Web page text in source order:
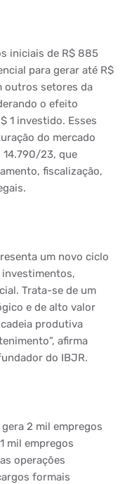
iniciais de R$ 885
para gerar até R$
outros setores da
o efeito
1 investido. Esses
do mercado
14.790/23, que
fiscalização,
um novo ciclo
Trata-se de um
e de alto valor
produtiva
afirma
do IBJR.
2 mil empregos
mil empregos
operações
formais